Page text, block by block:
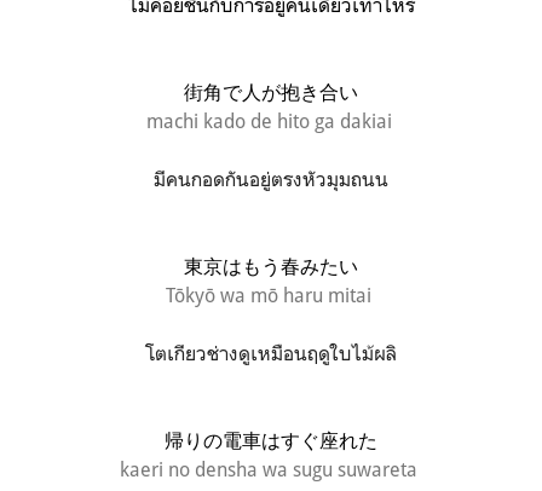
街角で人が抱き合い
machi kado de hito ga dakiai
มีคนกอดกันอยู่ตรงหัวมุมถนน
東京はもう春みたい
Tōkyō wa mō haru mitai
โตเกียวช่างดูเหมือนฤดูใบไม้ผลิ
帰りの電車はすぐ座れた
kaeri no densha wa sugu suwareta